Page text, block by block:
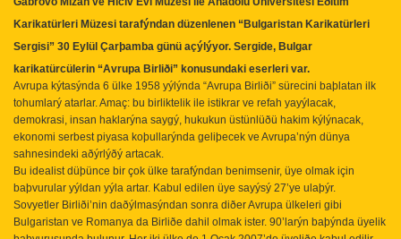
Karikatürleri Müzesi tarafýndan düzenlenen “Bulgaristan Karikatürleri
Sergisi” 30 Eylül Çarþamba günü açýlýyor. Sergide, Bulgar
karikatürcülerin “Avrupa Birliði” konusundaki eserleri var.
Avrupa kýtasýnda 6 ülke 1958 yýlýnda “Avrupa Birliði” sürecini baþlatan ilk
tohumlarý atarlar. Amaç: bu birliktelik ile istikrar ve refah yayýlacak,
demokrasi, insan haklarýna saygý, hukukun üstünlüðü hakim kýlýnacak,
ekonomi serbest piyasa koþullarýnda geliþecek ve Avrupa’nýn dünya
sahnesindeki aðýrlýðý artacak.
Bu idealist düþünce bir çok ülke tarafýndan benimsenir, üye olmak için
baþvurular yýldan yýla artar. Kabul edilen üye sayýsý 27’ye ulaþýr.
Sovyetler Birliði’nin daðýlmasýndan sonra diðer Avrupa ülkeleri gibi
Bulgaristan ve Romanya da Birliðe dahil olmak ister. 90’larýn baþýnda üyelik